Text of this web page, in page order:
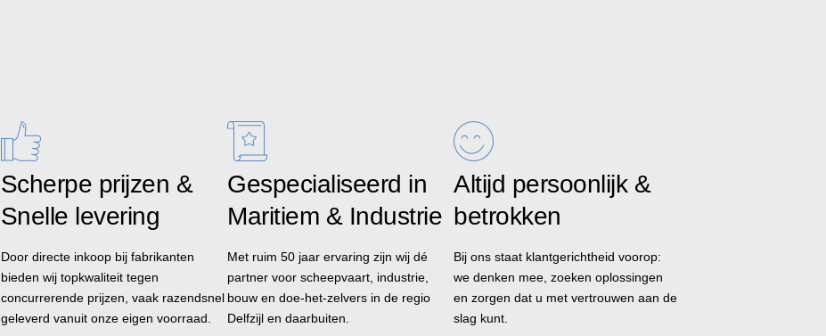
Scherpe prijzen &
Snelle levering
Door directe inkoop bij fabrikanten
bieden wij topkwaliteit tegen
concurrerende prijzen, vaak razendsnel
geleverd vanuit onze eigen voorraad.
Gespecialiseerd in
Maritiem & Industrie
Met ruim 50 jaar ervaring zijn wij dé
partner voor scheepvaart, industrie,
bouw en doe-het-zelvers in de regio
Delfzijl en daarbuiten.
Altijd persoonlijk &
betrokken
Bij ons staat klantgerichtheid voorop:
we denken mee, zoeken oplossingen
en zorgen dat u met vertrouwen aan de
slag kunt.